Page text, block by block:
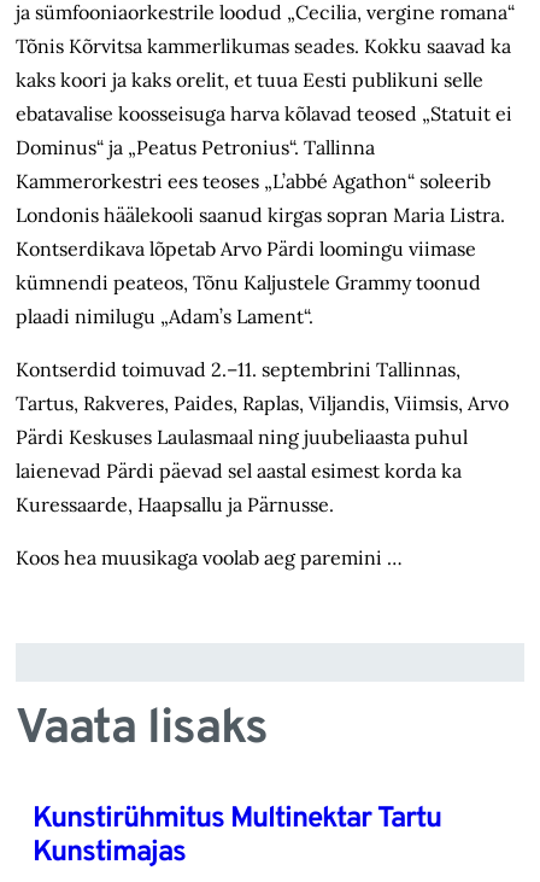
ja sümfooniaorkestrile loodud „Cecilia, vergine romana“
Tõnis Kõrvitsa kammerlikumas seades. Kokku saavad ka
kaks koori ja kaks orelit, et tuua Eesti publikuni selle
ebatavalise koosseisuga harva kõlavad teosed „Statuit ei
Dominus“ ja „Peatus Petronius“. Tallinna
Kammerorkestri ees teoses „L’abbé Agathon“ soleerib
Londonis häälekooli saanud kirgas sopran Maria Listra.
Kontserdikava lõpetab Arvo Pärdi loomingu viimase
kümnendi peateos, Tõnu Kaljustele Grammy toonud
plaadi nimilugu „Adam’s Lament“.
Kontserdid toimuvad 2.–11. septembrini Tallinnas,
Tartus, Rakveres, Paides, Raplas, Viljandis, Viimsis, Arvo
Pärdi Keskuses Laulasmaal ning juubeliaasta puhul
laienevad Pärdi päevad sel aastal esimest korda ka
Kuressaarde, Haapsallu ja Pärnusse.
Koos hea muusikaga voolab aeg paremini …
Vaata lisaks
Kunstirühmitus Multinektar Tartu
Kunstimajas